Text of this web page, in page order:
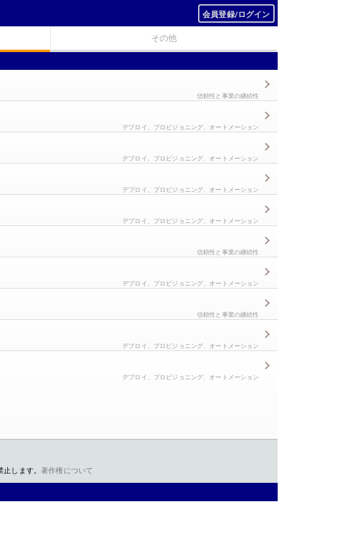
会員登録/ログイン
その他
信頼性と事業の継続性
デプロイ、プロビジョニング、オートメーション
デプロイ、プロビジョニング、オートメーション
デプロイ、プロビジョニング、オートメーション
デプロイ、プロビジョニング、オートメーション
信頼性と事業の継続性
デプロイ、プロビジョニング、オートメーション
信頼性と事業の継続性
デプロイ、プロビジョニング、オートメーション
デプロイ、プロビジョニング、オートメーション
止します。著作権について